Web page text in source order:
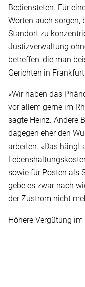
Bediensteten. Für
Worten auch sorgen,
Standort zu
Justizverwaltung
betreffen, die man
Gerichten in
«Wir haben das
vor allem gerne im
sagte Heinz. Andere
dagegen eher den
arbeiten. «Das hängt
sowie für Posten als
gebe es zwar nach
der Zustrom nicht
Höhere Vergütung